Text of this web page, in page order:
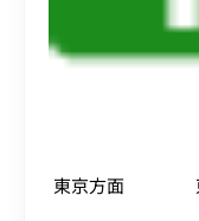
東京方面 東北